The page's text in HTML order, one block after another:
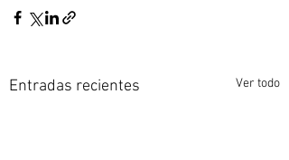
Entradas recientes Ver todo